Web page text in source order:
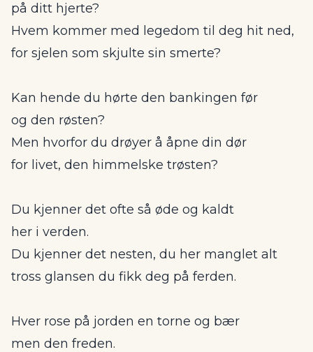
på ditt hjerte?
Hvem kommer med legedom til deg hit ned,
for sjelen som skjulte sin smerte?
Kan hende du hørte den bankingen før
og den røsten?
Men hvorfor du drøyer å åpne din dør
for livet, den himmelske trøsten?
Du kjenner det ofte så øde og kaldt
her i verden.
Du kjenner det nesten, du her manglet alt
tross glansen du fikk deg på ferden.
Hver rose på jorden en torne og bær
men den freden.